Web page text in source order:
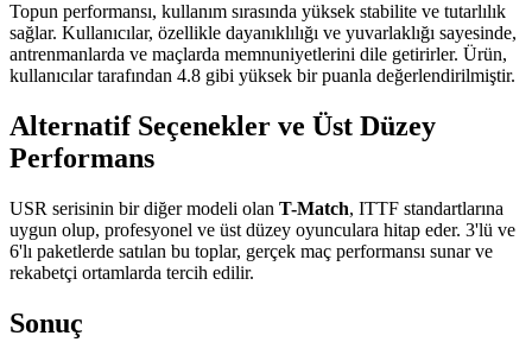
Topun performansı, kullanım sırasında yüksek stabilite ve tutarlılık
sağlar. Kullanıcılar, özellikle dayanıklılığı ve yuvarlaklığı sayesinde,
antrenmanlarda ve maçlarda memnuniyetlerini dile getirirler. Ürün,
kullanıcılar tarafından 4.8 gibi yüksek bir puanla değerlendirilmiştir.
Alternatif Seçenekler ve Üst Düzey
Performans
USR serisinin bir diğer modeli olan T-Match, ITTF standartlarına
uygun olup, profesyonel ve üst düzey oyunculara hitap eder. 3'lü ve
6'lı paketlerde satılan bu toplar, gerçek maç performansı sunar ve
rekabetçi ortamlarda tercih edilir.
Sonuç